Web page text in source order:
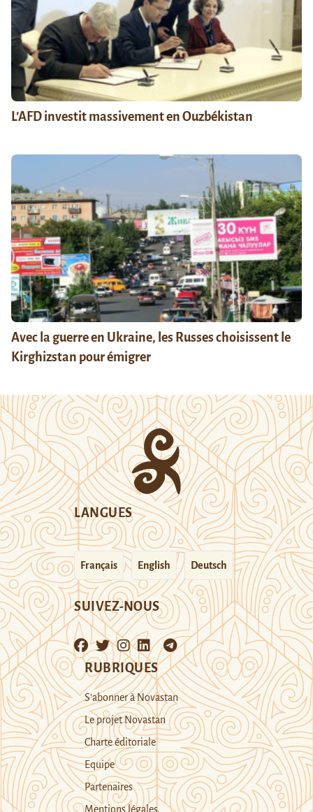
L’AFD investit massivement en Ouzbékistan
Avec la guerre en Ukraine, les Russes choisissent le
Kirghizstan pour émigrer
LANGUES
Français English Deutsch
SUIVEZ-NOUS
RUBRIQUES
S’abonner à Novastan
Le projet Novastan
Charte éditoriale
Equipe
Partenaires
Mentions légales